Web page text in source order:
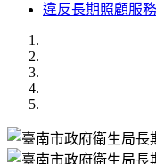
違反長期照顧服